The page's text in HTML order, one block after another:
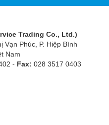
Tech
Trading Co., Ltd.)
Phúc, P. Hiệp Bình
Nam
- Fax: 028 3517 0403